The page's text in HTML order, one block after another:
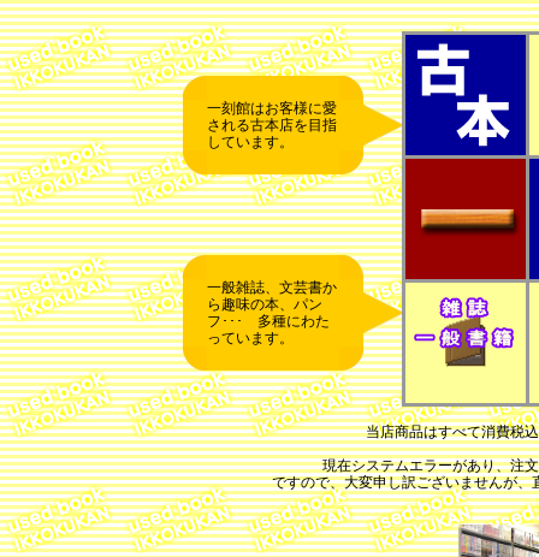
一刻館はお客様に愛
される古本店を目指
しています。
一般雑誌、文芸書か
ら趣味の本、パン
フ･･･ 多種にわた
っています。
当店商品はすべて消費税
現在システムエラーがあり、注
ですので、大変申し訳ございませんが